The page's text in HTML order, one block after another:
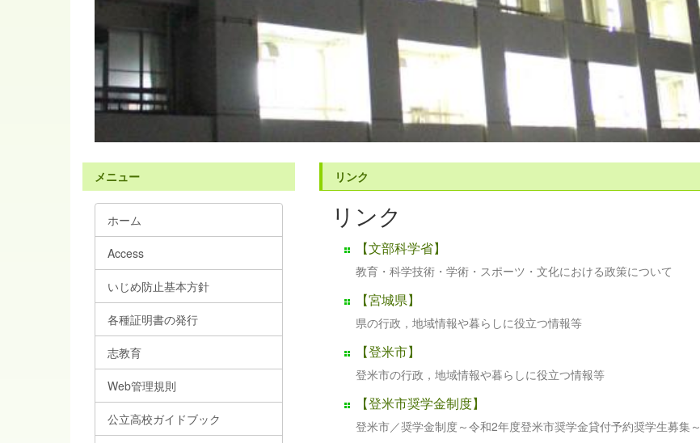
リンク
リンク
【文部科学省】
教育・科学技術・学術・スポーツ・文化における政策について
【宮城県】
県の行政，地域情報や暮らしに役立つ情報等
【登米市】
登米市の行政，地域情報や暮らしに役立つ情報等
【登米市奨学金制度】
登米市／奨学金制度～令和2年度登米市奨学金貸付予約奨学生募集～
メニュー
ホーム
Access
いじめ防止基本方針
各種証明書の発行
志教育
Web管理規則
公立高校ガイドブック